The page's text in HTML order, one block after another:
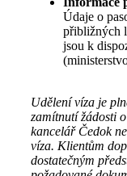
Údaje o
přibližných
jsou k
Udělení víza je
zamítnutí žádosti
kancelář Čedok
víza. Klientům
dostatečným